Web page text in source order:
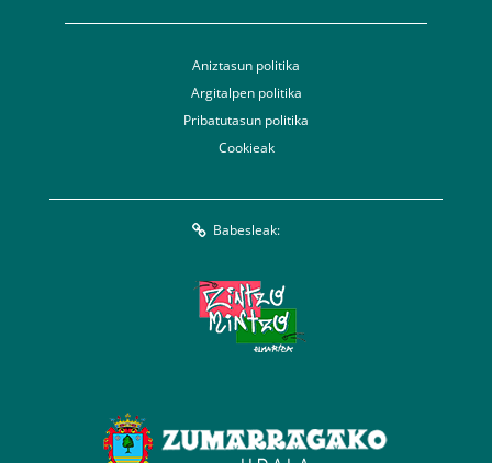
Aniztasun politika
Argitalpen politika
Pribatutasun politika
Cookieak
Babesleak: